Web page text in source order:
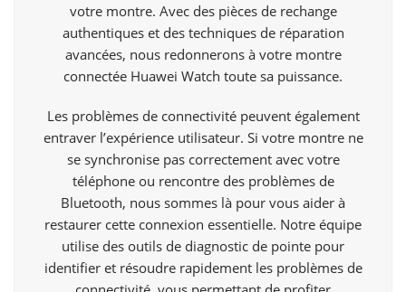
votre montre. Avec des pièces de rechange
authentiques et des techniques de réparation
avancées, nous redonnerons à votre montre
connectée Huawei Watch toute sa puissance.
Les problèmes de connectivité peuvent également
entraver l’expérience utilisateur. Si votre montre ne
se synchronise pas correctement avec votre
téléphone ou rencontre des problèmes de
Bluetooth, nous sommes là pour vous aider à
restaurer cette connexion essentielle. Notre équipe
utilise des outils de diagnostic de pointe pour
identifier et résoudre rapidement les problèmes de